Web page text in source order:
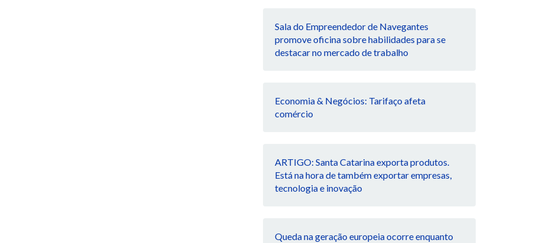
Sala do Empreendedor de Navegantes
promove oficina sobre habilidades para se
destacar no mercado de trabalho
Economia & Negócios: Tarifaço afeta
comércio
ARTIGO: Santa Catarina exporta produtos.
Está na hora de também exportar empresas,
tecnologia e inovação
Queda na geração europeia ocorre enquanto